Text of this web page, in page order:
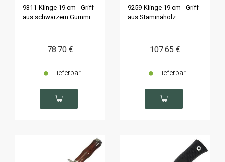
9311-Klinge 19 cm - Griff
aus schwarzem Gummi
78.70 €
Lieferbar
9259-Klinge 19 cm - Griff
aus Staminaholz
107.65 €
Lieferbar